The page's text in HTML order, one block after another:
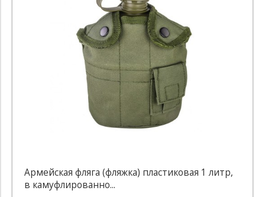
Армейская фляга (фляжка) пластиковая 1 литр,
в камуфлированно...